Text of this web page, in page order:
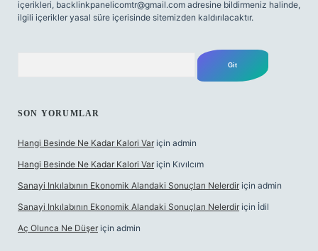
içerikleri, backlinkpanelicomtr@gmail.com adresine bildirmeniz halinde,
ilgili içerikler yasal süre içerisinde sitemizden kaldırılacaktır.
SON YORUMLAR
Hangi Besinde Ne Kadar Kalori Var için admin
Hangi Besinde Ne Kadar Kalori Var için Kıvılcım
Sanayi Inkılabının Ekonomik Alandaki Sonuçları Nelerdir için admin
Sanayi Inkılabının Ekonomik Alandaki Sonuçları Nelerdir için İdil
Aç Olunca Ne Düşer için admin